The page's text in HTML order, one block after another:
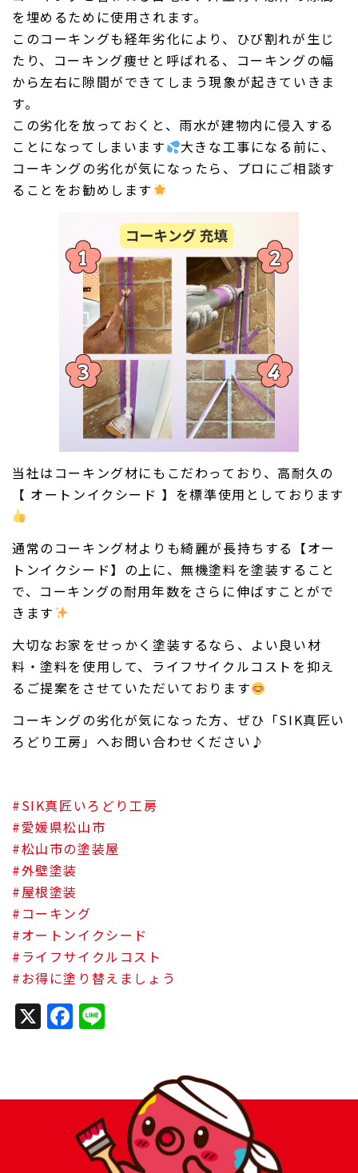
を埋めるために使用されます。
このコーキングも経年劣化により、ひび割れが生じ
たり、コーキング痩せと呼ばれる、コーキングの幅
から左右に隙間ができてしまう現象が起きていきま
す。
この劣化を放っておくと、雨水が建物内に侵入する
ことになってしまいます
大きな工事になる前に、
コーキングの劣化が気になったら、プロにご相談す
ることをお勧めします
当社はコーキング材にもこだわっており、高耐久の
【 オートンイクシード 】を標準使用としております
通常のコーキング材よりも綺麗が長持ちする【オー
トンイクシード】の上に、無機塗料を塗装すること
で、コーキングの耐用年数をさらに伸ばすことがで
きます
大切なお家をせっかく塗装するなら、よい良い材
料・塗料を使用して、ライフサイクルコストを抑え
るご提案をさせていただいております
コーキングの劣化が気になった方、ぜひ「SIK真匠い
ろどり工房」へお問い合わせください♪
#SIK真匠いろどり工房
#愛媛県松山市
#松山市の塗装屋
#外壁塗装
#屋根塗装
#コーキング
#オートンイクシード
#ライフサイクルコスト
#お得に塗り替えましょう
X Facebook